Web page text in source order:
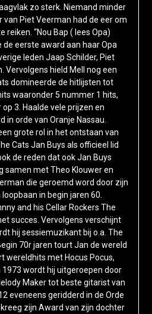
zo sterk. Niemand minder
van Piet Veerman had de eer om
reiken. “Nou Bap ( lees Opa)
de eerste award aan haar Opa
leden Jaap Schilder, Piet
Vervolgens hield Mell nog een
domineerde de hitlijsten tot
waaronder 5 nummer 1 hits,
3. Haalde vele prijzen en
in orde van Oranje Nassau.
grote rol in het ontstaan van
Cats Jan Buys als officieel lid
de reden dat ook Jan Buys
samen met Theo Klouwer en
die geroemd word door zijn
in begin jaren 60.
and his Cellar Rockers The
succes. Vervolgens verschijnt
hij sessiemuzikant bij o.a. The
70r jaren tourt Jan de wereld
wereldhits met Hocus Pocus,
1973 wordt hij uitgeroepen door
Maker tot beste gitarist van
eveneens geridderd in de Orde
zijn Award van zijn dochter